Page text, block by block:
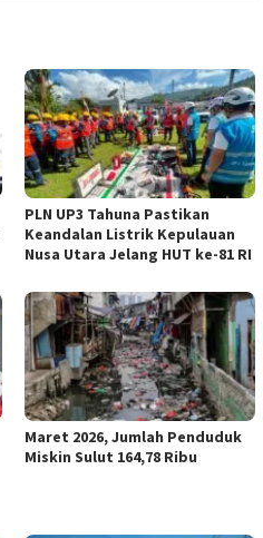
PLN UP3 Tahuna Pastikan
Keandalan Listrik Kepulauan
Nusa Utara Jelang HUT ke-81 RI
Maret 2026, Jumlah Penduduk
Miskin Sulut 164,78 Ribu